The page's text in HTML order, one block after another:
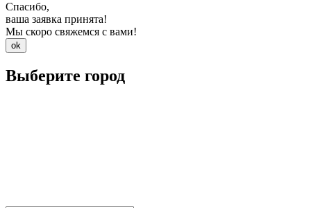
Спасибо,
ваша заявка принята!
Мы скоро свяжемся с вами!
ok
Выберите город